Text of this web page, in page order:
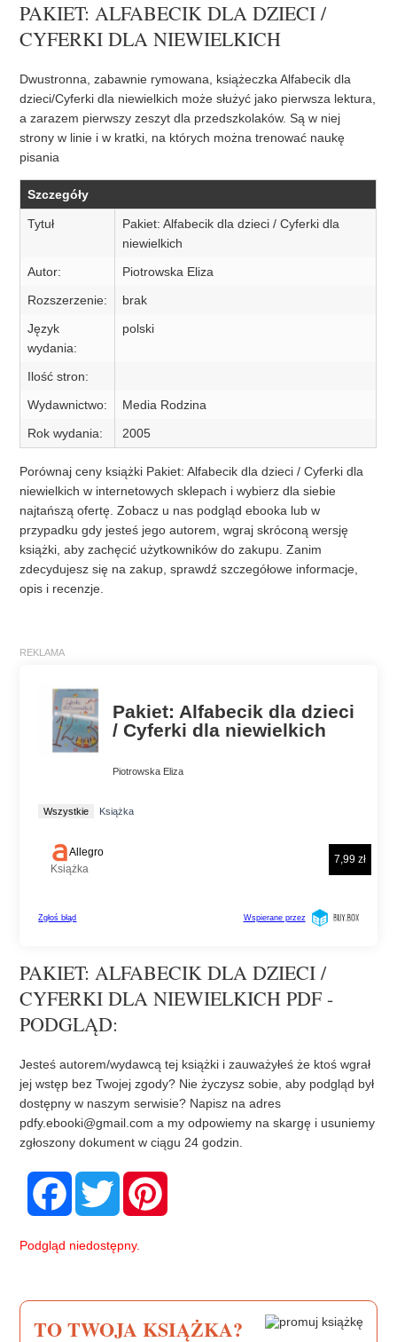
PAKIET: ALFABECIK DLA DZIECI /
CYFERKI DLA NIEWIELKICH
Dwustronna, zabawnie rymowana, książeczka Alfabecik dla
dzieci/Cyferki dla niewielkich może służyć jako pierwsza lektura,
a zarazem pierwszy zeszyt dla przedszkolaków. Są w niej
strony w linie i w kratki, na których można trenować naukę
pisania
Szczegóły
Tytuł
Pakiet: Alfabecik dla dzieci / Cyferki dla
niewielkich
Autor:
Piotrowska Eliza
Rozszerzenie:
brak
Język
wydania:
polski
Ilość stron:
Wydawnictwo:
Media Rodzina
Rok wydania:
2005
Porównaj ceny książki Pakiet: Alfabecik dla dzieci / Cyferki dla
niewielkich w internetowych sklepach i wybierz dla siebie
najtańszą ofertę. Zobacz u nas podgląd ebooka lub w
przypadku gdy jesteś jego autorem, wgraj skróconą wersję
książki, aby zachęcić użytkowników do zakupu. Zanim
zdecydujesz się na zakup, sprawdź szczegółowe informacje,
opis i recenzje.
PAKIET: ALFABECIK DLA DZIECI /
CYFERKI DLA NIEWIELKICH PDF -
PODGLĄD:
Jesteś autorem/wydawcą tej książki i zauważyłeś że ktoś wgrał
jej wstęp bez Twojej zgody? Nie życzysz sobie, aby podgląd był
dostępny w naszym serwisie? Napisz na adres
pdfy.ebooki@gmail.com a my odpowiemy na skargę i usuniemy
zgłoszony dokument w ciągu 24 godzin.
F
o
T
w
e
Podgląd niedostępny.
TO TWOJA KSIĄŻKA?